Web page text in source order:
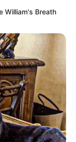
William's Breath